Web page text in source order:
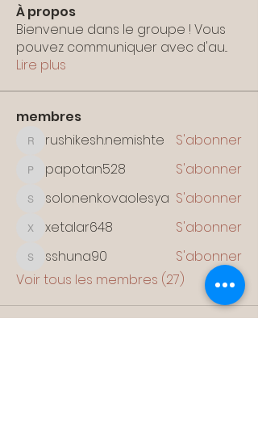
À propos
Bienvenue dans le groupe ! Vous
pouvez communiquer avec d'au...
Lire plus
membres
rushikesh.nemishte
rushikesh.nemishte S'abonner
papotan528
papotan528 S'abonner
solonenkovaolesya
solonenkovaolesya S'abonner
xetalar648
xetalar648 S'abonner
sshuna90
sshuna90
S'abonner
Voir tous les membres (27)